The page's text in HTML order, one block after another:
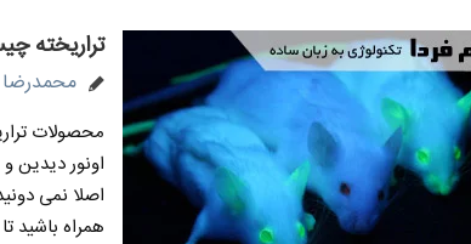
تراریخته
محمدرضا
محصولات
اونور دیدین
اصلا نمی
همراه باشید